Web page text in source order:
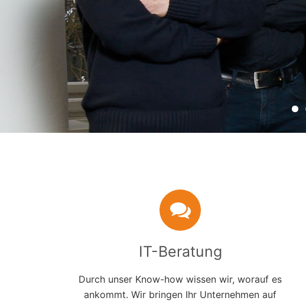
IT-Beratung
Durch unser Know-how wissen wir, worauf es
ankommt. Wir bringen Ihr Unternehmen auf